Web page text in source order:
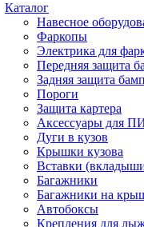
Каталог
Навесное
Фаркопы
Электрика для
Передняя защита
Задняя защита
Пороги
Защита картера
Аксессуары для
Дуги в кузов
Крышки кузова
Вставки
Багажники
Багажники на
Автобоксы
Крепления для